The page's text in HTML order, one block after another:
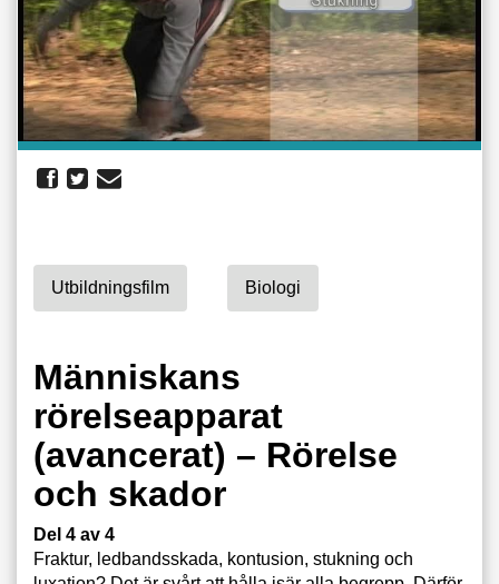
Utbildningsfilm Biologi
Människans
rörelseapparat
(avancerat) – Rörelse
och skador
Del 4 av 4
Fraktur, ledbandsskada, kontusion, stukning och